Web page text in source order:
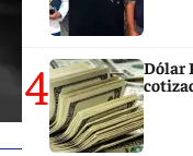
4
Dólar